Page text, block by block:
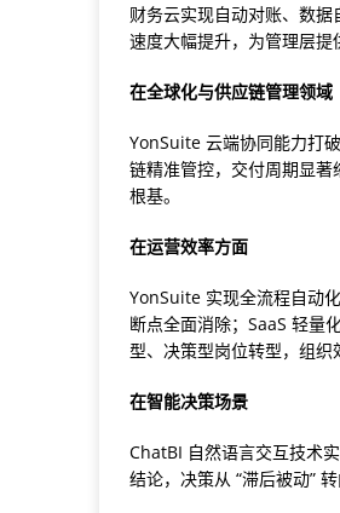
财务云实现自动对账、数
速度大幅提升，为管理层提
在全球化与供应链管理领域
YonSuite 云端协同能力打
链精准管控，交付周期显
根基。
在运营效率方面
YonSuite 实现全流程自动
断点全面消除；SaaS 轻量
型、决策型岗位转型，组织
在智能决策场景
ChatBI 自然语言交互技术
结论，决策从 “滞后被动”